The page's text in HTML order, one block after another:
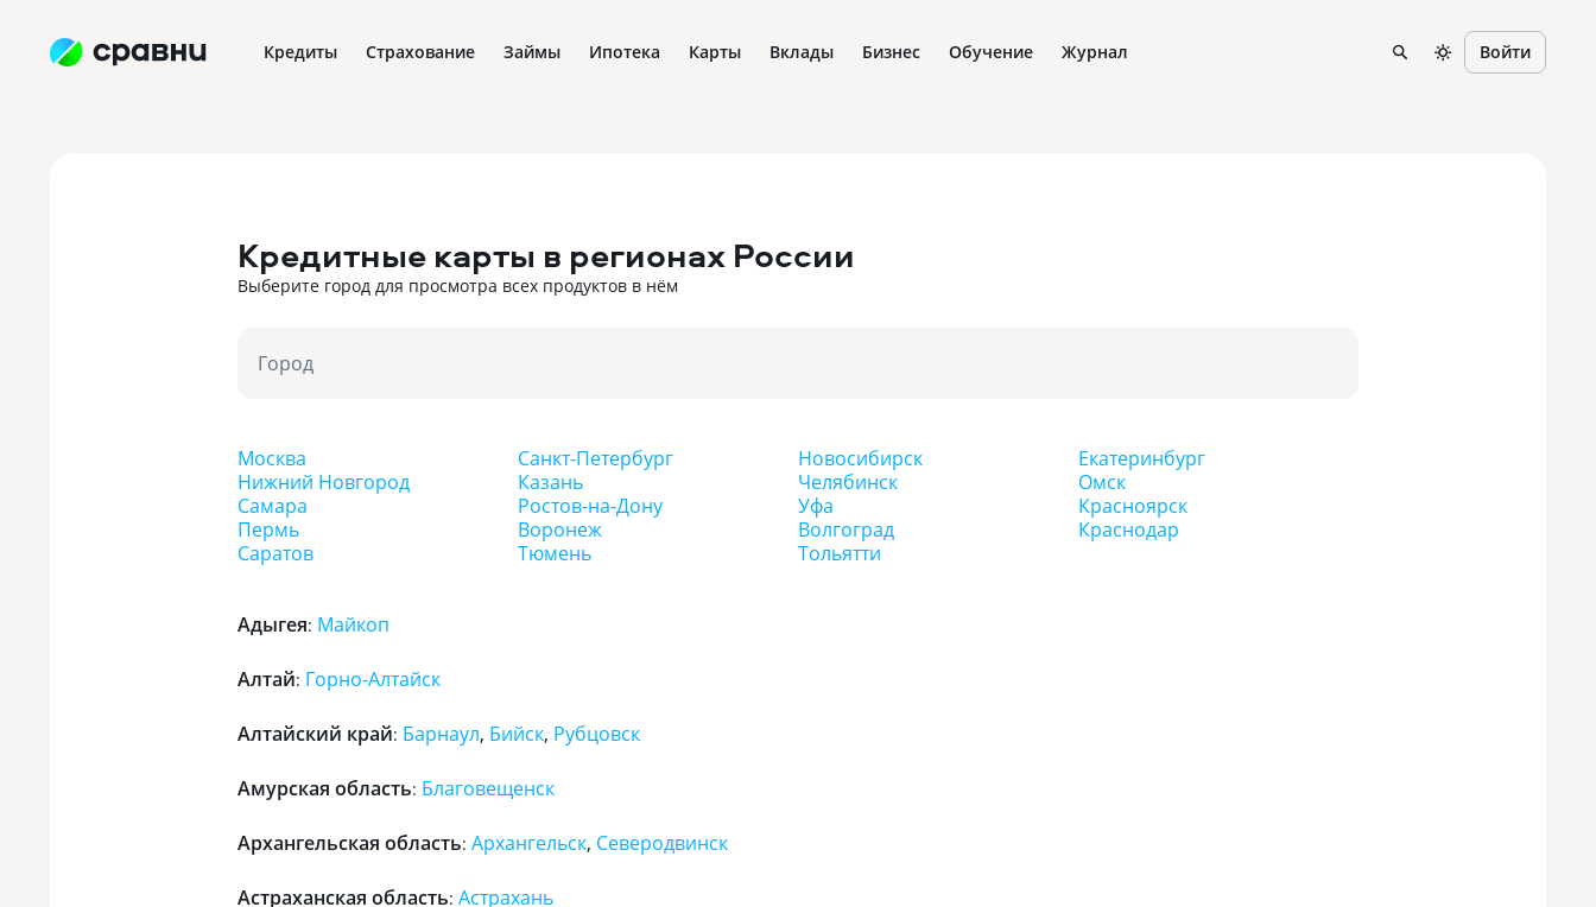
Кредиты Страхование Займы Ипотека Карты Вклады Бизнес Обучение Журнал Войти
Кредитные карты в регионах России
Выберите город для просмотра всех продуктов в нём
Город
Москва Санкт-Петербург Новосибирск
Екатеринбург
Нижний Новгород
Казань Челябинск
Омск
Самара
Ростов-на-Дону Уфа
Красноярск
Пермь
Воронеж Волгоград
Краснодар
Саратов
Тюмень Тольятти
Адыгея: Майкоп
Алтай: Горно-Алтайск
Алтайский край: Барнаул, Бийск, Рубцовск
Амурская область: Благовещенск
Архангельская область: Архангельск, Северодвинск
Астраханская область: Астрахань